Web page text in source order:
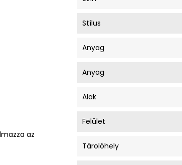
az
Stílus
Anyag
Anyag
Alak
Felület
Tárolóhely